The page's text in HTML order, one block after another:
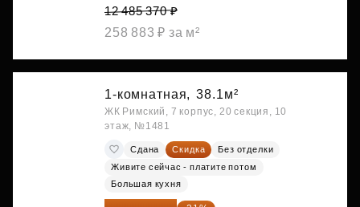
12 485 370 ₽
258 883 ₽ за м²
1-комнатная, 38.1м²
ЖК Римский, 7 корпус, 20 секция, 10
этаж, №1481
Сдана Скидка
Без отделки
Живите сейчас - платите потом
Большая кухня